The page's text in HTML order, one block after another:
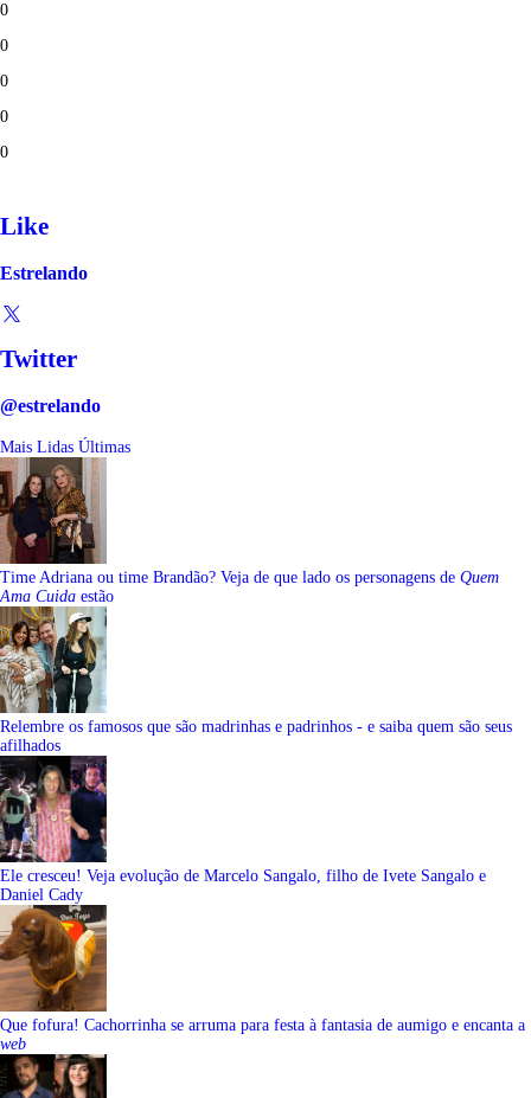
0
0
0
0
0
Like
Estrelando
Twitter
@estrelando
Mais Lidas Últimas
Time Adriana ou time Brandão? Veja de que lado os personagens de Quem
Ama Cuida estão
Relembre os famosos que são madrinhas e padrinhos - e saiba quem são seus
afilhados
Ele cresceu! Veja evolução de Marcelo Sangalo, filho de Ivete Sangalo e
Daniel Cady
Que fofura! Cachorrinha se arruma para festa à fantasia de aumigo e encanta a
web